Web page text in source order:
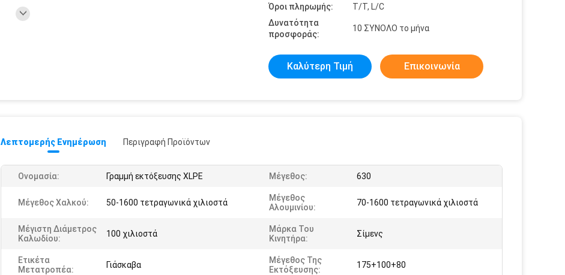
Όροι πληρωμής:
T/T, L/C
Δυνατότητα
προσφοράς:
10 ΣΥΝΟΛΟ το μήνα
Καλύτερη Τιμή Επικοινωνία
Λεπτομερής Ενημέρωση Περιγραφή Προϊόντων
Ονομασία: Γραμμή εκτόξευσης XLPE Μέγεθος: 630
Μέγεθος Χαλκού: 50-1600 τετραγωνικά χιλιοστά
Μέγεθος
Αλουμινίου:
70-1600 τετραγωνικά χιλιοστά
Μέγιστη Διάμετρος
Καλωδίου:
100 χιλιοστά
Μάρκα Του
Κινητήρα:
Σίμενς
Ετικέτα
Μετατροπέα:
Γιάσκαβα
Μέγεθος Της
Εκτόξευσης:
175+100+80